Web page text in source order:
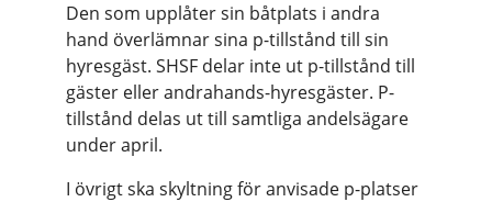
Den som upplåter sin båtplats i andra
hand överlämnar sina p-tillstånd till sin
hyresgäst. SHSF delar inte ut p-tillstånd till
gäster eller andrahands-hyresgäster. P-
tillstånd delas ut till samtliga andelsägare
under april.
I övrigt ska skyltning för anvisade p-platser